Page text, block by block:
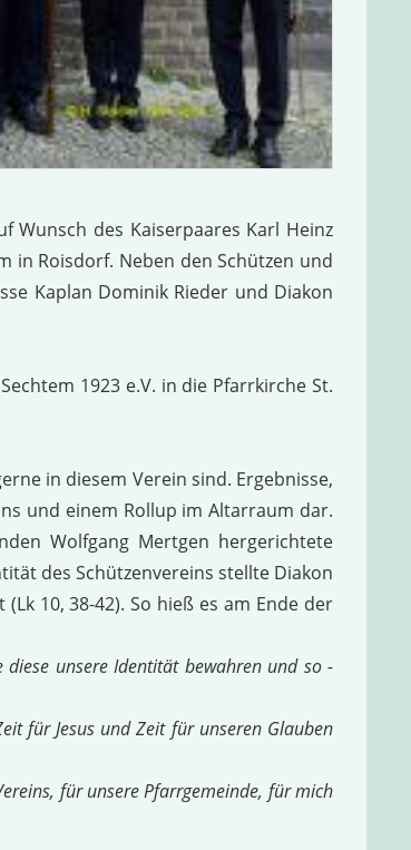
Wunsch des Kaiserpaares Karl Heinz
in Roisdorf. Neben den Schützen und
Kaplan Dominik Rieder und Diakon
1923 e.V. in die Pfarrkirche St.
in diesem Verein sind. Ergebnisse,
und einem Rollup im Altarraum dar.
Wolfgang Mertgen hergerichtete
des Schützenvereins stellte Diakon
10, 38-42). So hieß es am Ende der
unsere Identität bewahren und so -
für Jesus und Zeit für unseren Glauben
für unsere Pfarrgemeinde, für mich